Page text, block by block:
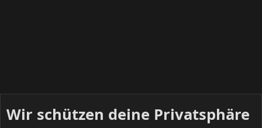
Wir schützen deine Privatsphäre